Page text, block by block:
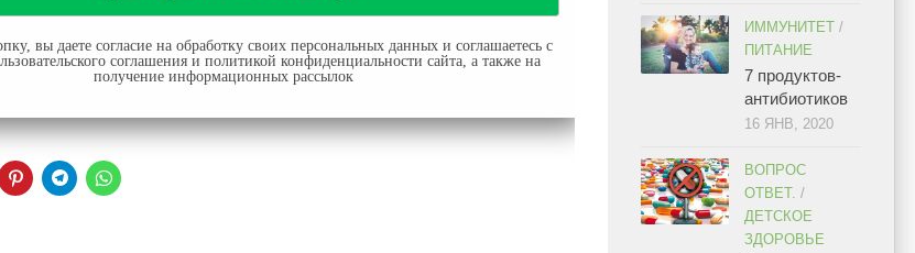
вы даете согласие на обработку своих персональных данных и соглашаетесь с
соглашения и политикой конфиденциальности сайта, а также на
получение информационных рассылок
Нажмите,
чтобы
Нажмите,
чтобы
Нажмите,
чтобы
ИММУНИТЕТ /
ПИТАНИЕ
7 продуктов-
антибиотиков
16 ЯНВ, 2020
ВОПРОС
ОТВЕТ. /
ДЕТСКОЕ
ЗДОРОВЬЕ